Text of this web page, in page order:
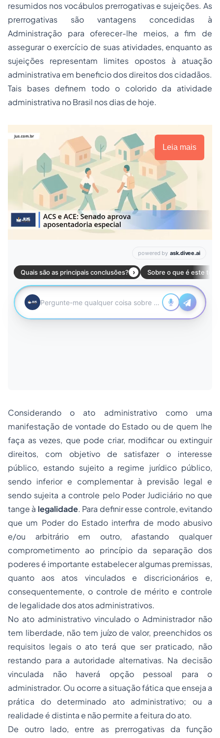
resumidos nos vocábulos prerrogativas e sujeições. As
prerrogativas são vantagens concedidas à
Administração para oferecer-lhe meios, a fim de
assegurar o exercício de suas atividades, enquanto as
sujeições representam limites opostos à atuação
administrativa em beneficio dos direitos dos cidadãos.
Tais bases definem todo o colorido da atividade
administrativa no Brasil nos dias de hoje.
Leia mais
Considerando o ato administrativo como uma
manifestação de vontade do Estado ou de quem lhe
faça as vezes, que pode criar, modificar ou extinguir
direitos, com objetivo de satisfazer o interesse
público, estando sujeito a regime jurídico público,
sendo inferior e complementar à previsão legal e
sendo sujeita a controle pelo Poder Judiciário no que
tange à legalidade. Para definir esse controle, evitando
que um Poder do Estado interfira de modo abusivo
e/ou arbitrário em outro, afastando qualquer
comprometimento ao princípio da separação dos
poderes é importante estabelecer algumas premissas,
quanto aos atos vinculados e discricionários e,
consequentemente, o controle de mérito e controle
de legalidade dos atos administrativos.
No ato administrativo vinculado o Administrador não
tem liberdade, não tem juízo de valor, preenchidos os
requisitos legais o ato terá que ser praticado, não
restando para a autoridade alternativas. Na decisão
vinculada não haverá opção pessoal para o
administrador. Ou ocorre a situação fática que enseja a
prática do determinado ato administrativo; ou a
realidade é distinta e não permite a feitura do ato.
De outro lado, entre as prerrogativas da função